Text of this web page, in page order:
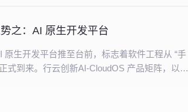
之：AI 原生开发平台
生开发平台推至台前，标志着软件工程从 “手
式到来。行云创新AI-CloudOS 产品矩阵，以全